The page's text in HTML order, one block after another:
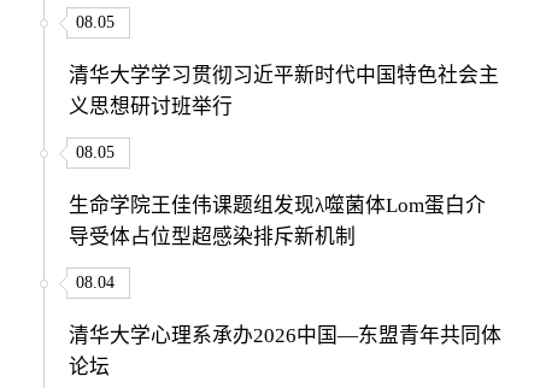
08.05
清华大学学习贯彻习近平新时代中国特色社会主
义思想研讨班举行
08.05
生命学院王佳伟课题组发现λ噬菌体Lom蛋白介
导受体占位型超感染排斥新机制
08.04
清华大学心理系承办2026中国—东盟青年共同体
论坛